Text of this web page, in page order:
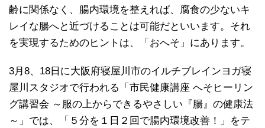
齢に関係なく、腸内環境を整えれば、腐食の少ないキ
レイな腸へと近づけることは可能だといいます。それ
を実現するためのヒントは、「おへそ」にあります。
3月8、18日に大阪府寝屋川市のイルチブレインヨガ寝
屋川スタジオで行われる「市民健康講座 へそヒーリン
グ講習会 ～服の上からできるやさしい『腸』の健康法
～」では、「５分を１日２回で腸内環境改善！」をテ